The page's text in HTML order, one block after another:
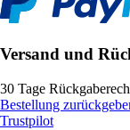
Versand und
30 Tage
Bestellung
Trustpilot